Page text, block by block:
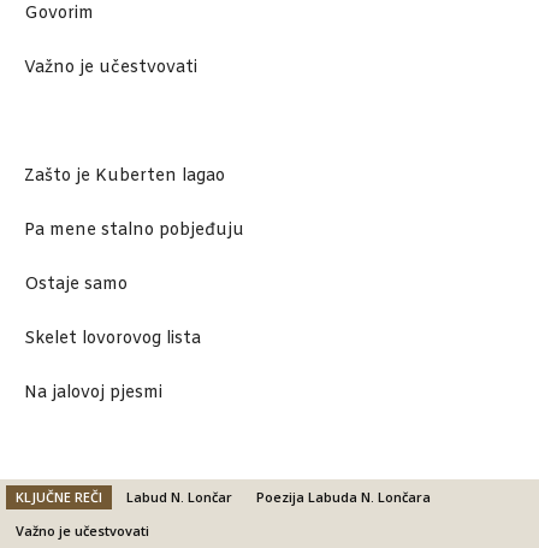
Govorim
Važno je učestvovati
Zašto je Kuberten lagao
Pa mene stalno pobjeđuju
Ostaje samo
Skelet lovorovog lista
Na jalovoj pjesmi
KLJUČNE REČI Labud N. Lončar
Poezija Labuda N. Lončara
Važno je učestvovati